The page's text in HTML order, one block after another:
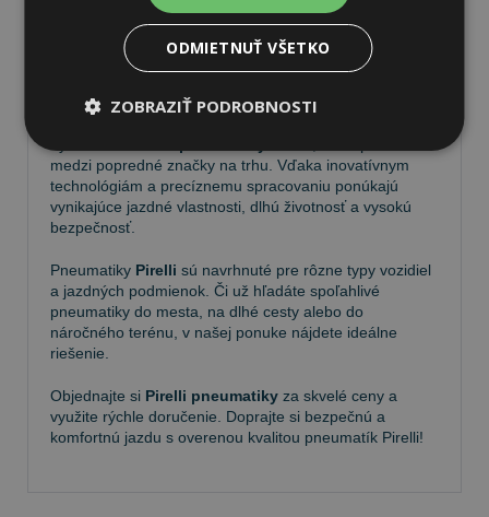
Pneumatiky Pirelli – kvalita a
spoľahlivosť na každej ceste
medzi popredné značky na trhu. Vďaka inovatívnym
technológiám a precíznemu spracovaniu ponúkajú
vynikajúce jazdné vlastnosti, dlhú životnosť a vysokú
bezpečnosť.
Pneumatiky Pirelli sú navrhnuté pre rôzne typy vozidiel
a jazdných podmienok. Či už hľadáte spoľahlivé
pneumatiky do mesta, na dlhé cesty alebo do
náročného terénu, v našej ponuke nájdete ideálne
riešenie.
Objednajte si Pirelli pneumatiky za skvelé ceny a
využite rýchle doručenie. Doprajte si bezpečnú a
komfortnú jazdu s overenou kvalitou pneumatík Pirelli!
ODMIETNUŤ VŠETKO
ZOBRAZIŤ PODROBNOSTI